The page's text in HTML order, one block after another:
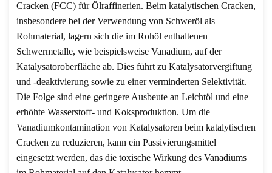
Cracken (FCC) für Ölraffinerien. Beim katalytischen Cracken,
insbesondere bei der Verwendung von Schweröl als
Rohmaterial, lagern sich die im Rohöl enthaltenen
Schwermetalle, wie beispielsweise Vanadium, auf der
Katalysatoroberfläche ab. Dies führt zu Katalysatorvergiftung
und -deaktivierung sowie zu einer verminderten Selektivität.
Die Folge sind eine geringere Ausbeute an Leichtöl und eine
erhöhte Wasserstoff- und Koksproduktion. Um die
Vanadiumkontamination von Katalysatoren beim katalytischen
Cracken zu reduzieren, kann ein Passivierungsmittel
eingesetzt werden, das die toxische Wirkung des Vanadiums